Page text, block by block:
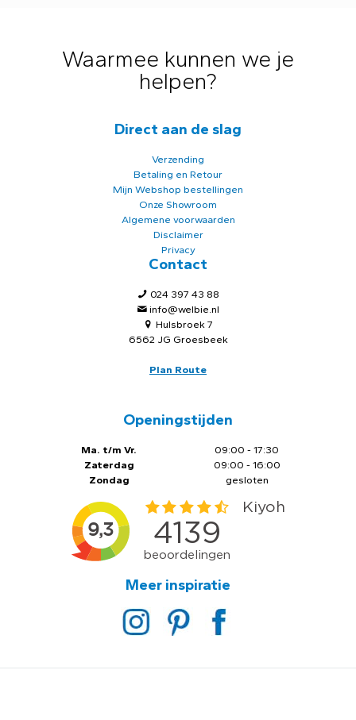
Waarmee kunnen we je
helpen?
Direct aan de slag
Verzending
Betaling en Retour
Mijn Webshop bestellingen
Onze Showroom
Algemene voorwaarden
Disclaimer
Privacy
Contact
024 397 43 88
info@welbie.nl
Hulsbroek 7
6562 JG Groesbeek
Plan Route
Openingstijden
Ma. t/m Vr.
Zaterdag
Zondag
09:00 - 17:30
09:00 - 16:00
gesloten
Meer inspiratie